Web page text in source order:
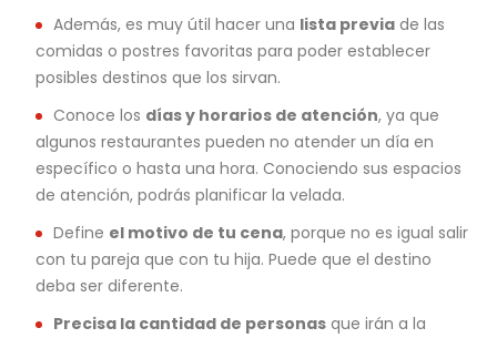
Además, es muy útil hacer una lista previa de las
comidas o postres favoritas para poder establecer
posibles destinos que los sirvan.
Conoce los días y horarios de atención, ya que
algunos restaurantes pueden no atender un día en
específico o hasta una hora. Conociendo sus espacios
de atención, podrás planificar la velada.
Define el motivo de tu cena, porque no es igual salir
con tu pareja que con tu hija. Puede que el destino
deba ser diferente.
Precisa la cantidad de personas que irán a la